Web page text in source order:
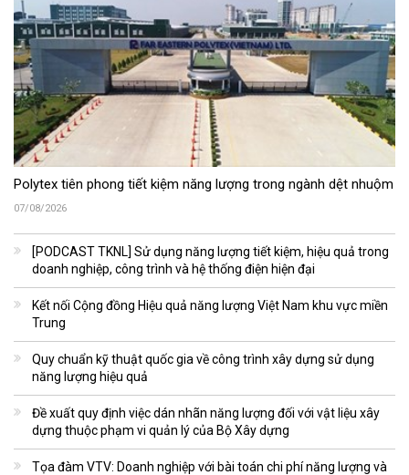
Polytex tiên phong tiết kiệm năng lượng trong ngành dệt nhuộm
07/08/2026
[PODCAST TKNL] Sử dụng năng lượng tiết kiệm, hiệu quả trong
doanh nghiệp, công trình và hệ thống điện hiện đại
Kết nối Cộng đồng Hiệu quả năng lượng Việt Nam khu vực miền
Trung
Quy chuẩn kỹ thuật quốc gia về công trình xây dựng sử dụng
năng lượng hiệu quả
Đề xuất quy định việc dán nhãn năng lượng đối với vật liệu xây
dựng thuộc phạm vi quản lý của Bộ Xây dựng
Tọa đàm VTV: Doanh nghiệp với bài toán chi phí năng lượng và